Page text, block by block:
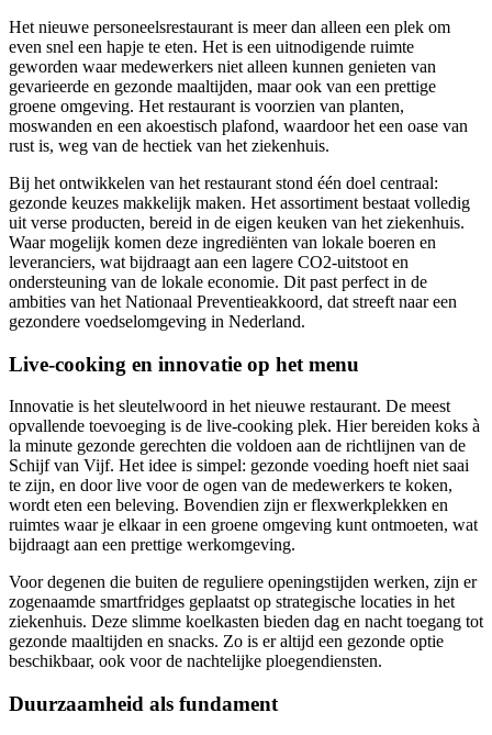
Het nieuwe personeelsrestaurant is meer dan alleen een plek om
even snel een hapje te eten. Het is een uitnodigende ruimte
geworden waar medewerkers niet alleen kunnen genieten van
gevarieerde en gezonde maaltijden, maar ook van een prettige
groene omgeving. Het restaurant is voorzien van planten,
moswanden en een akoestisch plafond, waardoor het een oase van
rust is, weg van de hectiek van het ziekenhuis.
Bij het ontwikkelen van het restaurant stond één doel centraal:
gezonde keuzes makkelijk maken. Het assortiment bestaat volledig
uit verse producten, bereid in de eigen keuken van het ziekenhuis.
Waar mogelijk komen deze ingrediënten van lokale boeren en
leveranciers, wat bijdraagt aan een lagere CO2-uitstoot en
ondersteuning van de lokale economie. Dit past perfect in de
ambities van het Nationaal Preventieakkoord, dat streeft naar een
gezondere voedselomgeving in Nederland.
Live-cooking en innovatie op het menu
Innovatie is het sleutelwoord in het nieuwe restaurant. De meest
opvallende toevoeging is de live-cooking plek. Hier bereiden koks à
la minute gezonde gerechten die voldoen aan de richtlijnen van de
Schijf van Vijf. Het idee is simpel: gezonde voeding hoeft niet saai
te zijn, en door live voor de ogen van de medewerkers te koken,
wordt eten een beleving. Bovendien zijn er flexwerkplekken en
ruimtes waar je elkaar in een groene omgeving kunt ontmoeten, wat
bijdraagt aan een prettige werkomgeving.
Voor degenen die buiten de reguliere openingstijden werken, zijn er
zogenaamde smartfridges geplaatst op strategische locaties in het
ziekenhuis. Deze slimme koelkasten bieden dag en nacht toegang tot
gezonde maaltijden en snacks. Zo is er altijd een gezonde optie
beschikbaar, ook voor de nachtelijke ploegendiensten.
Duurzaamheid als fundament